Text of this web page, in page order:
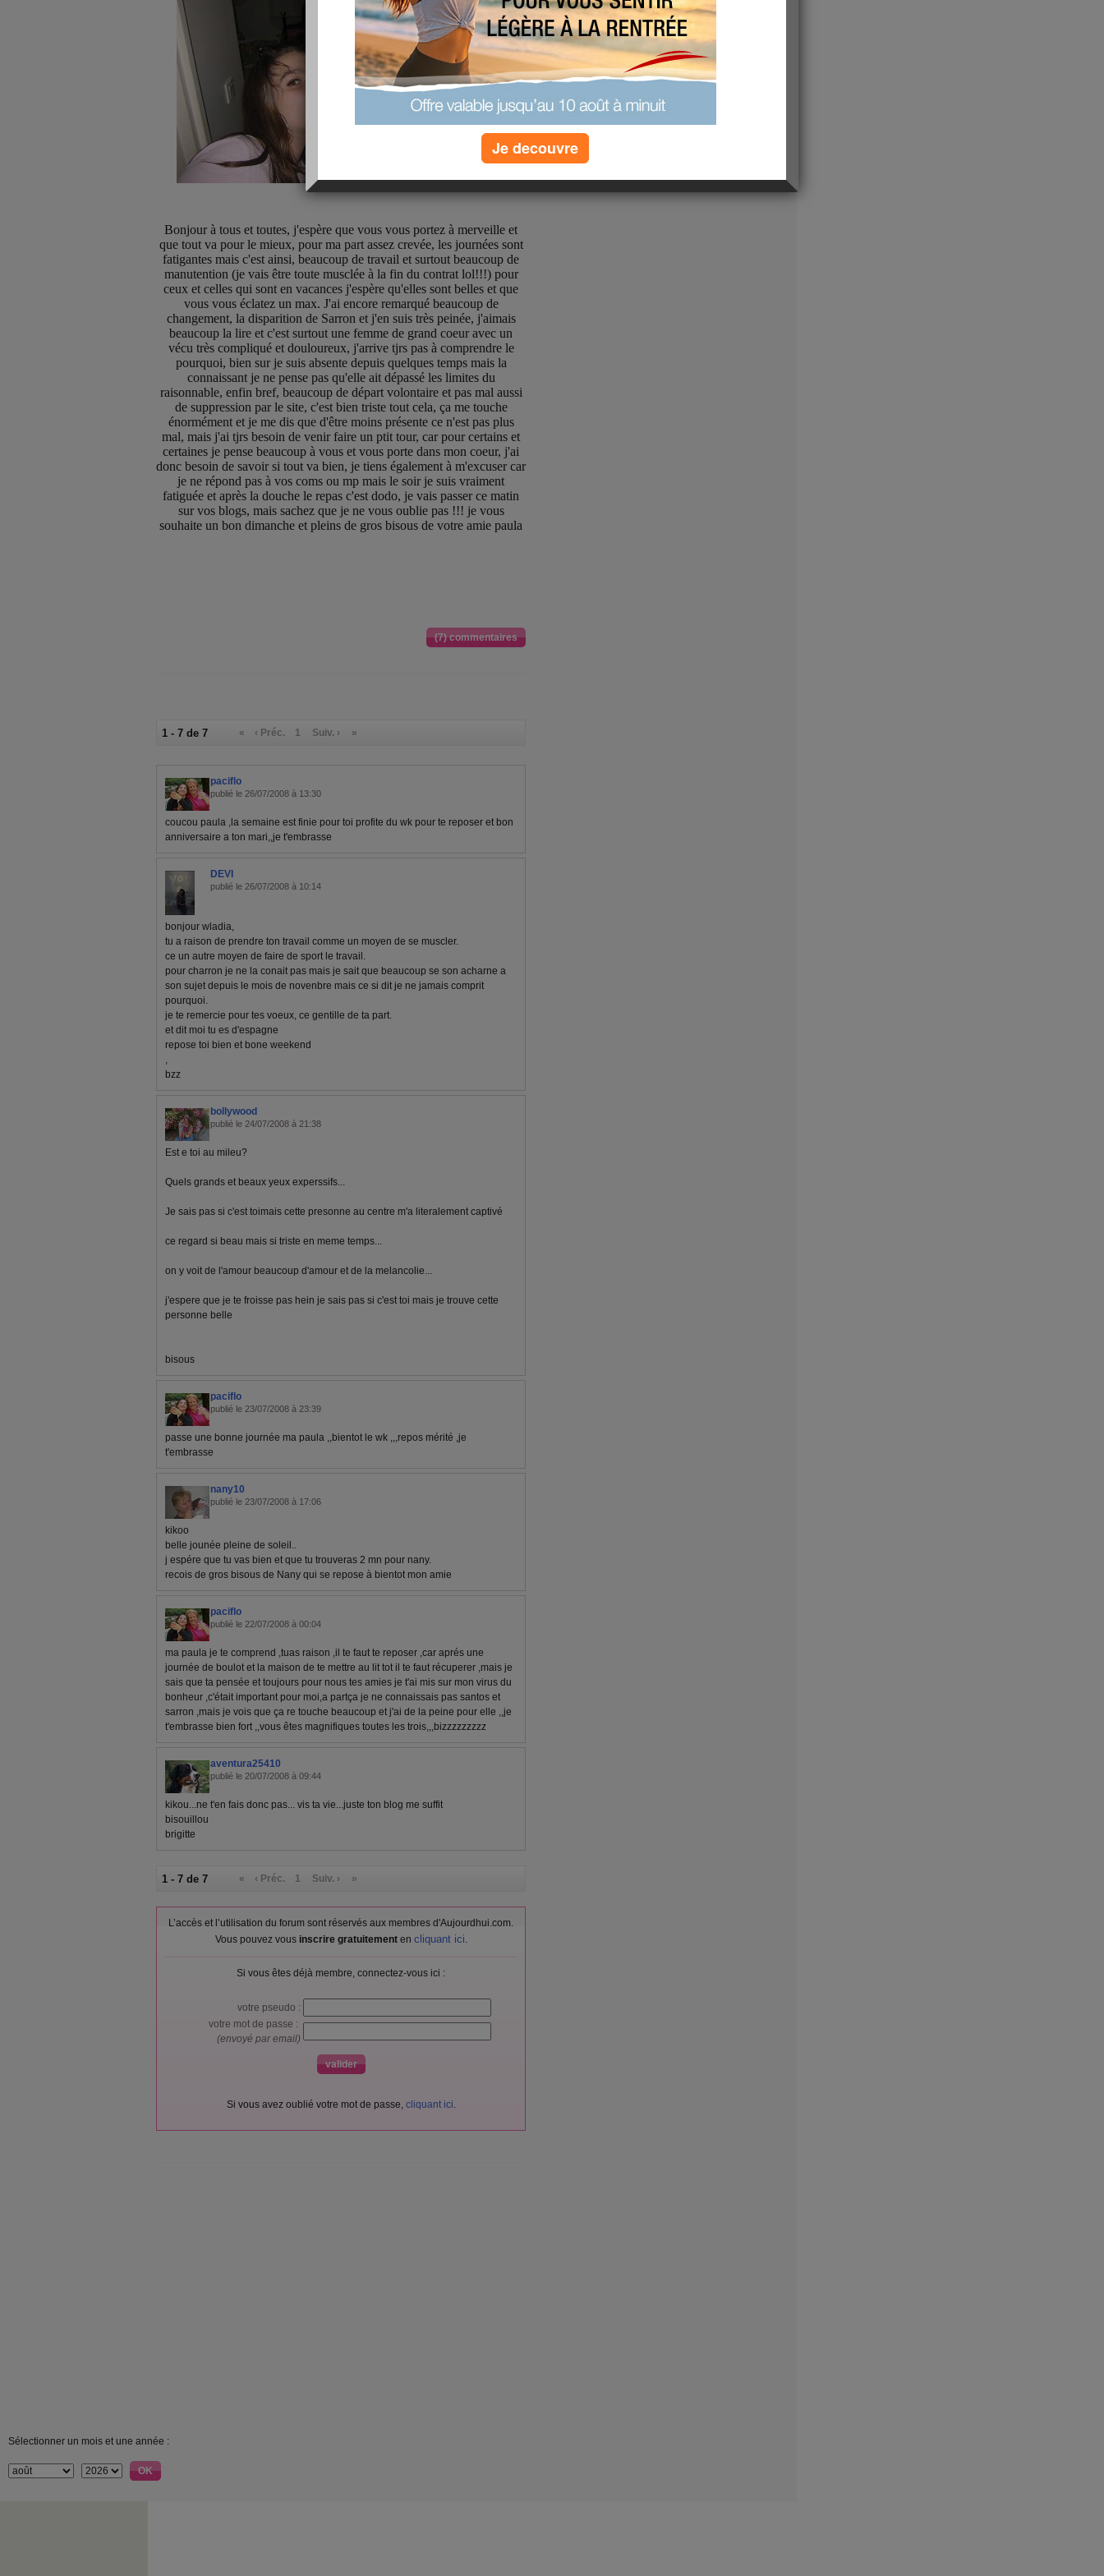
Bonjour à tous et toutes, j'espère que vous vous portez à merveille et
que tout va pour le mieux, pour ma part assez crevée, les journées sont
fatigantes mais c'est ainsi, beaucoup de travail et surtout beaucoup de
manutention (je vais être toute musclée à la fin du contrat lol!!!) pour
ceux et celles qui sont en vacances j'espère qu'elles sont belles et que
vous vous éclatez un max. J'ai encore remarqué beaucoup de
changement, la disparition de Sarron et j'en suis très peinée, j'aimais
beaucoup la lire et c'est surtout une femme de grand coeur avec un
vécu très compliqué et douloureux, j'arrive tjrs pas à comprendre le
pourquoi, bien sur je suis absente depuis quelques temps mais la
connaissant je ne pense pas qu'elle ait dépassé les limites du
raisonnable, enfin bref, beaucoup de départ volontaire et pas mal aussi
de suppression par le site, c'est bien triste tout cela, ça me touche
énormément et je me dis que d'être moins présente ce n'est pas plus
mal, mais j'ai tjrs besoin de venir faire un ptit tour, car pour certains et
certaines je pense beaucoup à vous et vous porte dans mon coeur, j'ai
donc besoin de savoir si tout va bien, je tiens également à m'excuser car
je ne répond pas à vos coms ou mp mais le soir je suis vraiment
fatiguée et après la douche le repas c'est dodo, je vais passer ce matin
sur vos blogs, mais sachez que je ne vous oublie pas !!! je vous
souhaite un bon dimanche et pleins de gros bisous de votre amie paula
(7) commentaires
1 - 7 de 7 « ‹ Préc. 1 Suiv. › »
paciflo
publié le 26/07/2008 à 13:30
coucou paula ,la semaine est finie pour toi profite du wk pour te reposer et bon
anniversaire a ton mari,,je t'embrasse
DEVI
publié le 26/07/2008 à 10:14
bonjour wladia,
tu a raison de prendre ton travail comme un moyen de se muscler.
ce un autre moyen de faire de sport le travail.
pour charron je ne la conait pas mais je sait que beaucoup se son acharne a
son sujet depuis le mois de novenbre mais ce si dit je ne jamais comprit
pourquoi.
je te remercie pour tes voeux, ce gentille de ta part.
et dit moi tu es d'espagne
repose toi bien et bone weekend
,
bzz
bollywood
publié le 24/07/2008 à 21:38
Est e toi au mileu?
Quels grands et beaux yeux experssifs...
Je sais pas si c'est toimais cette presonne au centre m'a literalement captivé
ce regard si beau mais si triste en meme temps...
on y voit de l'amour beaucoup d'amour et de la melancolie...
j'espere que je te froisse pas hein je sais pas si c'est toi mais je trouve cette
personne belle
bisous
paciflo
publié le 23/07/2008 à 23:39
passe une bonne journée ma paula ,,bientot le wk ,,,repos mérité ,je
t'embrasse
nany10
publié le 23/07/2008 à 17:06
kikoo
belle jounée pleine de soleil..
j espére que tu vas bien et que tu trouveras 2 mn pour nany.
recois de gros bisous de Nany qui se repose à bientot mon amie
paciflo
publié le 22/07/2008 à 00:04
ma paula je te comprend ,tuas raison ,il te faut te reposer ,car aprés une
journée de boulot et la maison de te mettre au lit tot il te faut récuperer ,mais je
sais que ta pensée et toujours pour nous tes amies je t'ai mis sur mon virus du
bonheur ,c'était important pour moi,a partça je ne connaissais pas santos et
sarron ,mais je vois que ça re touche beaucoup et j'ai de la peine pour elle ,,je
t'embrasse bien fort ,,vous êtes magnifiques toutes les trois,,,bizzzzzzzzz
aventura25410
publié le 20/07/2008 à 09:44
kikou...ne t'en fais donc pas... vis ta vie...juste ton blog me suffit
bisouillou
brigitte
1 - 7 de 7 « ‹ Préc. 1 Suiv. › »
L’accès et l’utilisation du forum sont réservés aux membres d'Aujourdhui.com.
Vous pouvez vous inscrire gratuitementen cliquant ici.
Si vous êtes déjà membre, connectez-vous ici :
votre pseudo :
votre mot de passe :
(envoyé par email)
Si vous avez oublié votre mot de passe, cliquant ici.
Sélectionner un mois et une année :
Je decouvre